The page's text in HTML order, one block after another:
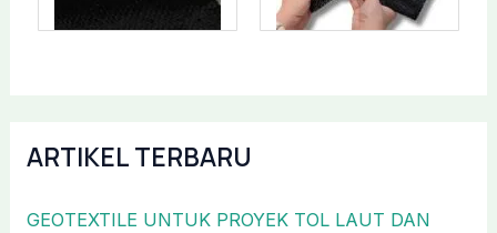
ARTIKEL TERBARU
GEOTEXTILE UNTUK PROYEK TOL LAUT DAN